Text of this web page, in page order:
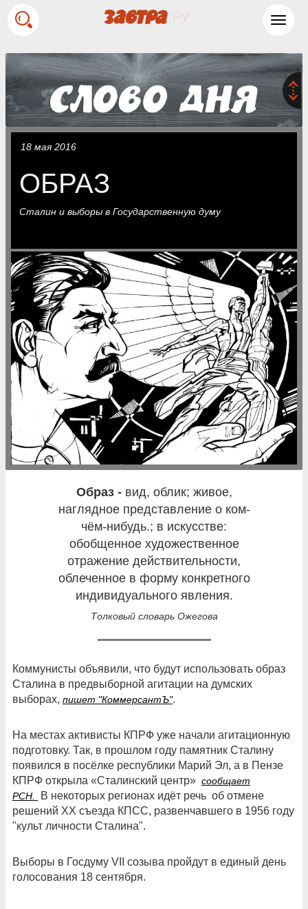
18 мая 2016
ОБРАЗ
Сталин и выборы в Государственную думу
образ - вид, облик; живое,
наглядное представление о ком-
чём-нибудь.; в искусстве:
обобщенное художественное
отражение действительности,
облеченное в форму конкретного
индивидуального явления.
Толковый словарь Ожегова
Коммунисты объявили, что будут использовать образ
Сталина в предвыборной агитации на думских
выборах, пишет "КоммерсантЪ".
На местах активисты КПРФ уже начали агитационную
подготовку. Так, в прошлом году памятник Сталину
появился в посёлке республики Марий Эл, а в Пензе
КПРФ открыла «Сталинский центр» сообщает
РСН.
В некоторых регионах идёт речь об отмене
решений ХХ съезда КПСС, развенчавшего в 1956 году
"культ личности Сталина".
Выборы в Госдуму VII созыва пройдут в единый день
голосования 18 сентября.